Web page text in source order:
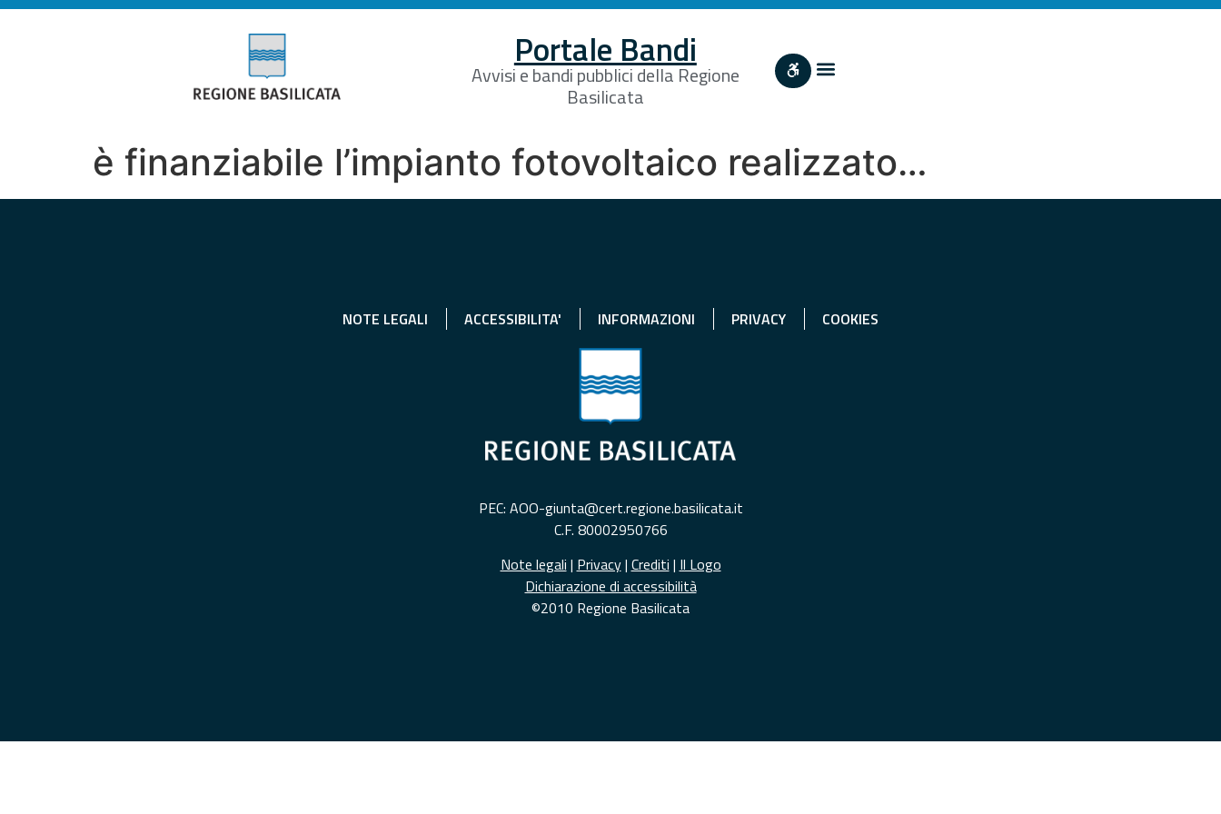
Portale Bandi
Avvisi e bandi pubblici della Regione
Basilicata
è finanziabile l’impianto fotovoltaico realizzato…
NOTE LEGALI ACCESSIBILITA' INFORMAZIONI PRIVACY COOKIES
PEC: AOO-giunta@cert.regione.basilicata.it
C.F. 80002950766
Note legali | Privacy| Crediti | Il Logo
Dichiarazione di accessibilità
©2010 Regione Basilicata